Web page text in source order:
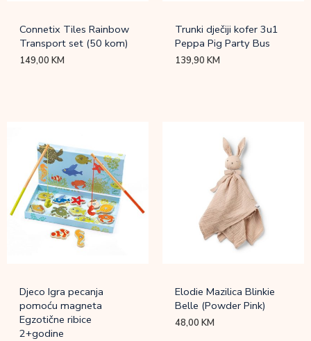
Connetix Tiles Rainbow
Transport set (50 kom)
149,00KM
Trunki dječiji kofer 3u1
Peppa Pig Party Bus
139,90KM
Djeco Igra pecanja
pomoću magneta
Egzotične ribice
2+godine
Elodie Mazilica Blinkie
Belle (Powder Pink)
48,00KM